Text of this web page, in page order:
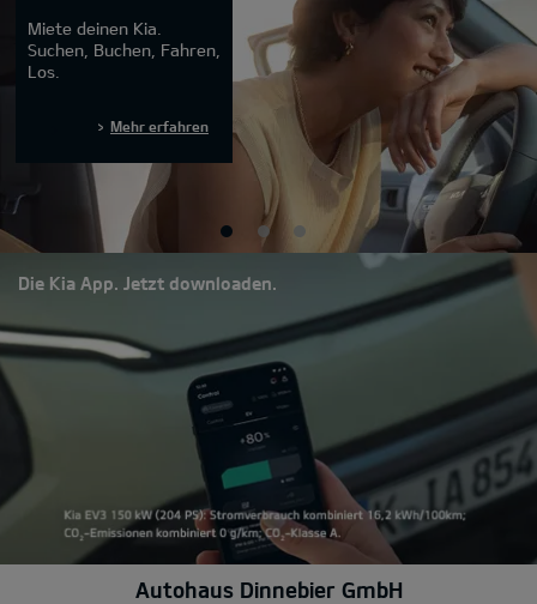
Miete deinen Kia.
Suchen, Buchen, Fahren,
Los.
Mehr erfahren
Die Kia App. Jetzt downloaden.
Autohaus Dinnebier GmbH